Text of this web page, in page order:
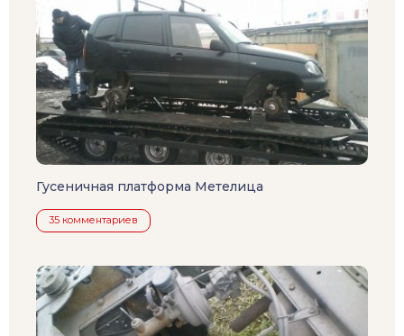
Гусеничная платформа Метелица
35 комментариев